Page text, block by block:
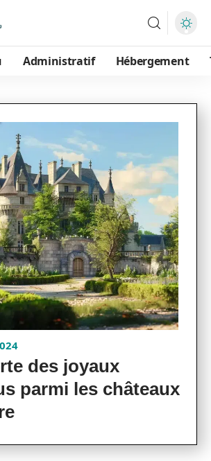
Administratif Hébergement
des joyaux
parmi les châteaux